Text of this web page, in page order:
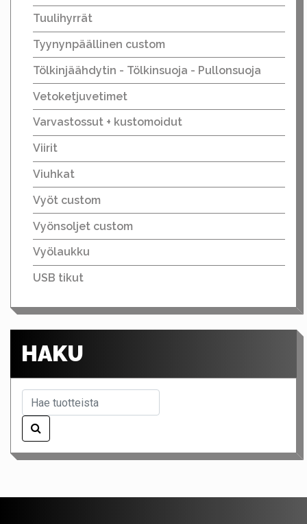
Tuulihyrrät
Tyynynpäällinen custom
Tölkinjäähdytin - Tölkinsuoja - Pullonsuoja
Vetoketjuvetimet
Varvastossut + kustomoidut
Viirit
Viuhkat
Vyöt custom
Vyönsoljet custom
Vyölaukku
USB tikut
HAKU